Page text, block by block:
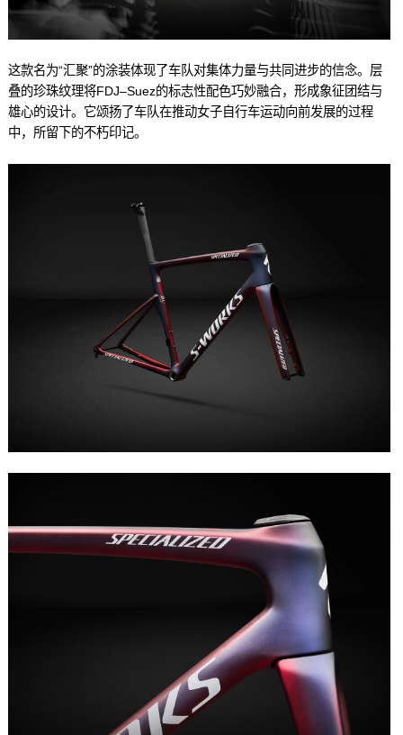
这款名为“汇聚”的涂装体现了车队对集体力量与共同进步的信念。层
叠的珍珠纹理将FDJ–Suez的标志性配色巧妙融合，形成象征团结与
雄心的设计。它颂扬了车队在推动女子自行车运动向前发展的过程
中，所留下的不朽印记。